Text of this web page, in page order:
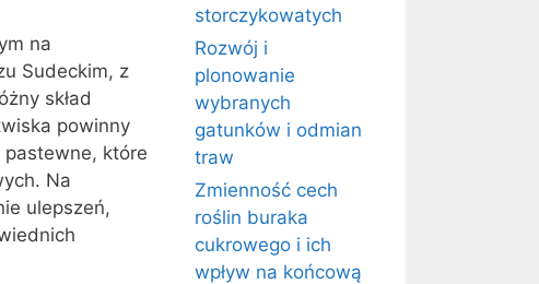
na
Sudeckim, z
skład
powinny
które
Na
ulepszeń,
storczykowatych
Rozwój i
plonowanie
wybranych
gatunków i odmian
traw
Zmienność cech
roślin buraka
cukrowego i ich
wpływ na końcową